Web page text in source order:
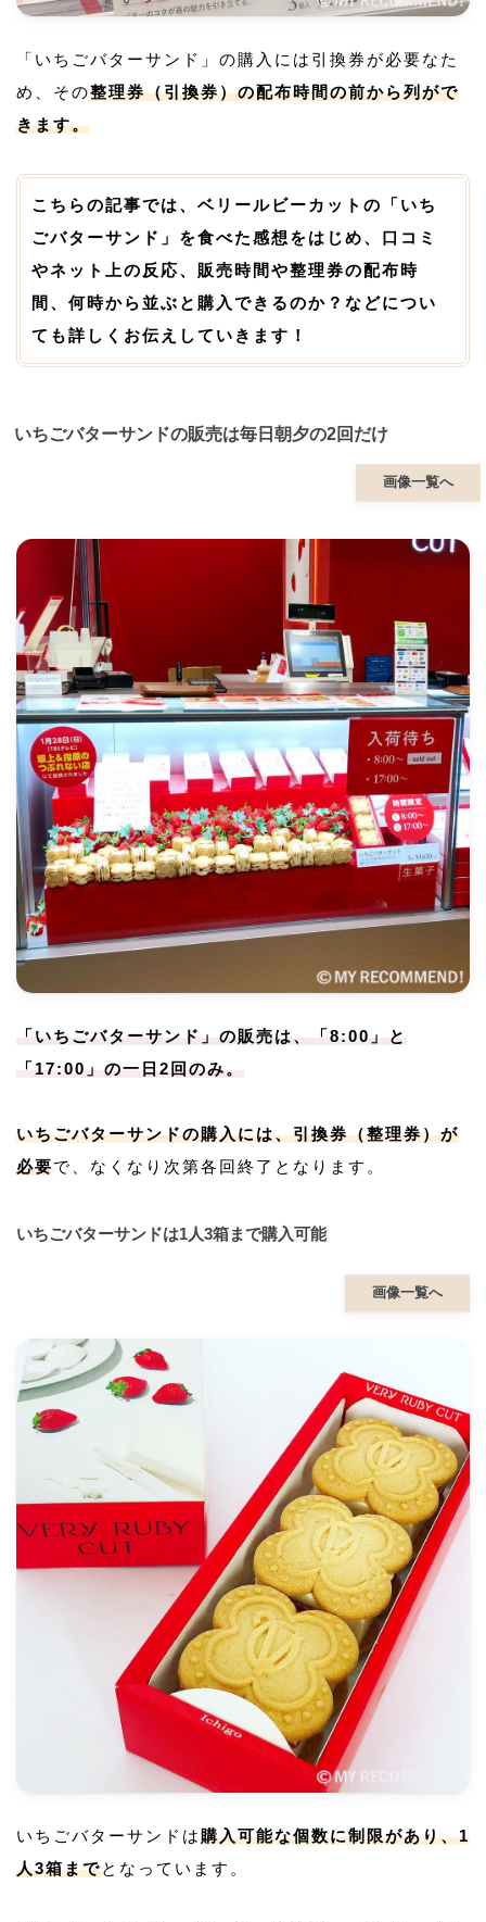
「いちごバターサンド」の購入には引換券が必要なた
め、その整理券（引換券）の配布時間の前から列がで
きます。
こちらの記事では、ベリールビーカットの「いち
ごバターサンド」を食べた感想をはじめ、口コミ
やネット上の反応、販売時間や整理券の配布時
間、何時から並ぶと購入できるのか？などについ
ても詳しくお伝えしていきます！
いちごバターサンドの販売は毎日朝夕の2回だけ
画像一覧へ
「いちごバターサンド」の販売は、「8:00」と
「17:00」の一日2回のみ。
いちごバターサンドの購入には、引換券（整理券）が
必要で、なくなり次第各回終了となります。
いちごバターサンドは1人3箱まで購入可能
画像一覧へ
いちごバターサンドは購入可能な個数に制限があり、1
人3箱までとなっています。